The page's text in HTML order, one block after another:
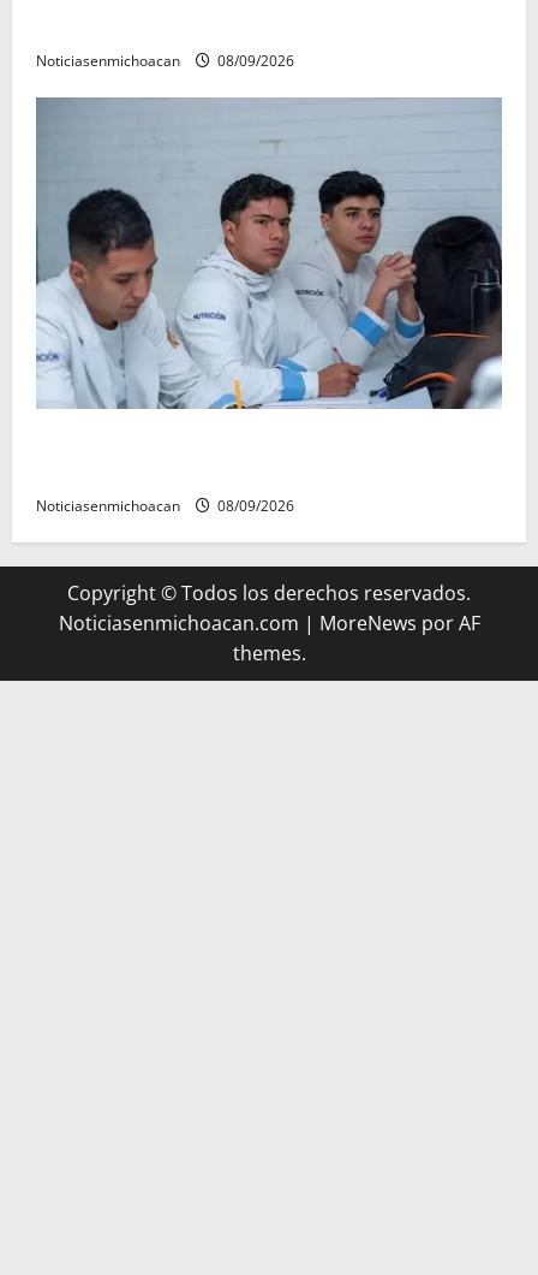
Noticiasenmichoacan 08/09/2026
Noticiasenmichoacan 08/09/2026
Copyright © Todos los derechos reservados.
Noticiasenmichoacan.com | MoreNews por AF
themes.